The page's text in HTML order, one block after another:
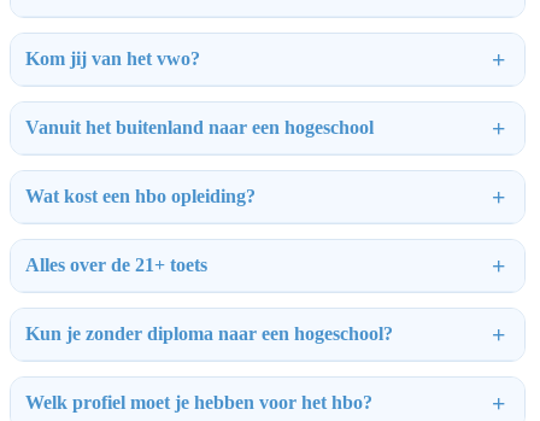
Kom jij van het vwo?
Vanuit het buitenland naar een hogeschool
Wat kost een hbo opleiding?
Alles over de 21+ toets
Kun je zonder diploma naar een hogeschool?
Welk profiel moet je hebben voor het hbo?